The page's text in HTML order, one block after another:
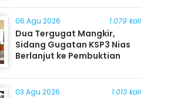
06 Agu 2026 1.079 kali
Dua Tergugat Mangkir,
Sidang Gugatan KSP3 Nias
Berlanjut ke Pembuktian
03 Agu 2026 1.013 kali